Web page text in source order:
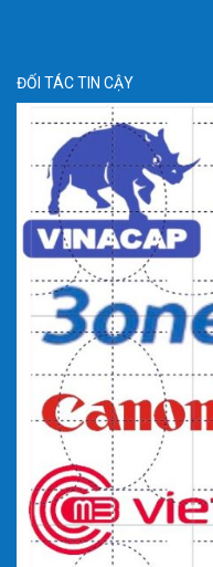
ĐỐI TÁC TIN CẬY